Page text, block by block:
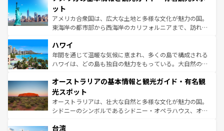
博物館もあり、アルプス観光だけでなく町歩きも満喫する
ことができる。国民の所得が高いため物価も高いが、旅行
者向けの交通パス提供のサービスもあり、うまく活用すれ
着のスイス情報は
ット
アメリカ合衆国は、広大な土地と多様な文化が魅力の国。
東海岸の都市部から西海岸のカリフォルニアまで、訪れる
のような巨大都市は、観光、ショッピング、エンターテイ
ンメントが詰まった刺激的なスポットだ。一方、アメリカ
西部には大自然が広がり、グランドキャニオンやイエロー
部のニューオーリンズでは、音楽と美食が融合した独特の
文化が魅力。旅行者はアメリカの各地域で異なる魅力を楽
しみながら、その多様性と豊かな歴史を感じることができ
るだろう。車でのロードトリップや列車の旅も、アメリカ
情報は
ハワイ
年間を通じて温暖な気候に恵まれ、多くの島で構成される
ハワイは、どの島も独自の魅力をもっている。大自然の神
ワイ島は見逃せない。また、定番の観光地といえばオアフ
島だが、静かな自然を求めるならマウイ島やカウアイ島が
おすすめ。エメラルドグリーンに輝く海をはじめ、豊かな
文化や歴史が息づいている。「アロハスピリット」と呼ば
人々、おいしいローカルフードやハワイアンミュージッ
オーストラリアの基本情報と観光ガイド・有名観
光スポット
オーストラリアは、壮大な自然と多様な文化が魅力の国。
シドニーのシンボルであるシドニー・オペラハウス、オー
リアリーフや大陸中央部にそびえるウルル（エアーズロッ
台湾